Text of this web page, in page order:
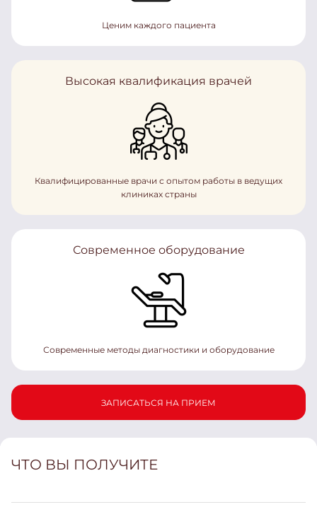
Ценим каждого пациента
Высокая квалификация врачей
Квалифицированные врачи с опытом работы в ведущих
клиниках страны
Современное оборудование
Современные методы диагностики и оборудование
ЗАПИСАТЬСЯ НА ПРИЕМ
ЧТО ВЫ ПОЛУЧИТЕ